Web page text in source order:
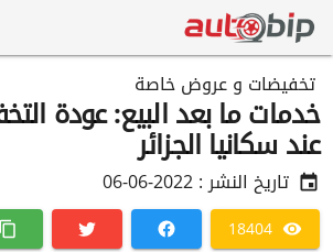
تخفيضات و عروض خاصة
خدمات ما بعد البيع: عودة
عند سكانيا الجزائر
تاريخ النشر :2022-06-06
18404